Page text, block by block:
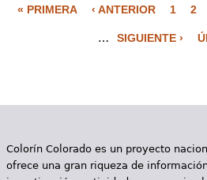
i
a
« PRIMERA ‹ ANTERIOR 1 2
… SIGUIENTE ›
Colorín Colorado es un proyecto
ofrece una gran riqueza de